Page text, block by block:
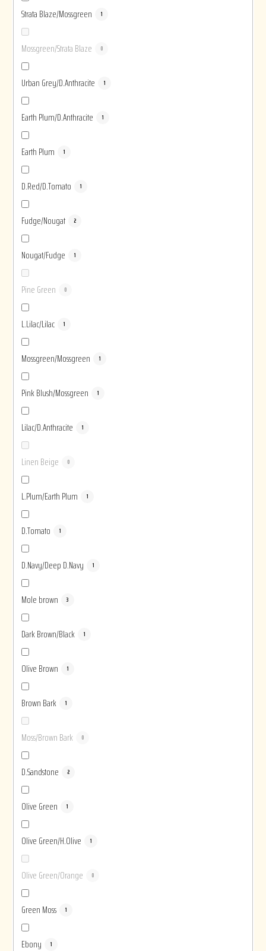
Strata Blaze/Mossgreen 1
Mossgreen/Strata Blaze 0
Urban Grey/D.Anthracite 1
Earth Plum/D.Anthracite 1
Earth Plum 1
D.Red/D.Tomato 1
Fudge/Nougat 2
Nougat/Fudge 1
Pine Green 0
L.Lilac/Lilac 1
Mossgreen/Mossgreen 1
Pink Blush/Mossgreen 1
Lilac/D.Anthracite 1
Linen Beige 0
L.Plum/Earth Plum 1
D.Tomato 1
D.Navy/Deep D.Navy 1
Mole brown 3
Dark Brown/Black 1
Olive Brown 1
Brown Bark 1
Moss/Brown Bark 0
D.Sandstone 2
Olive Green 1
Olive Green/H.Olive 1
Olive Green/Orange 0
Green Moss 1
Ebony 1